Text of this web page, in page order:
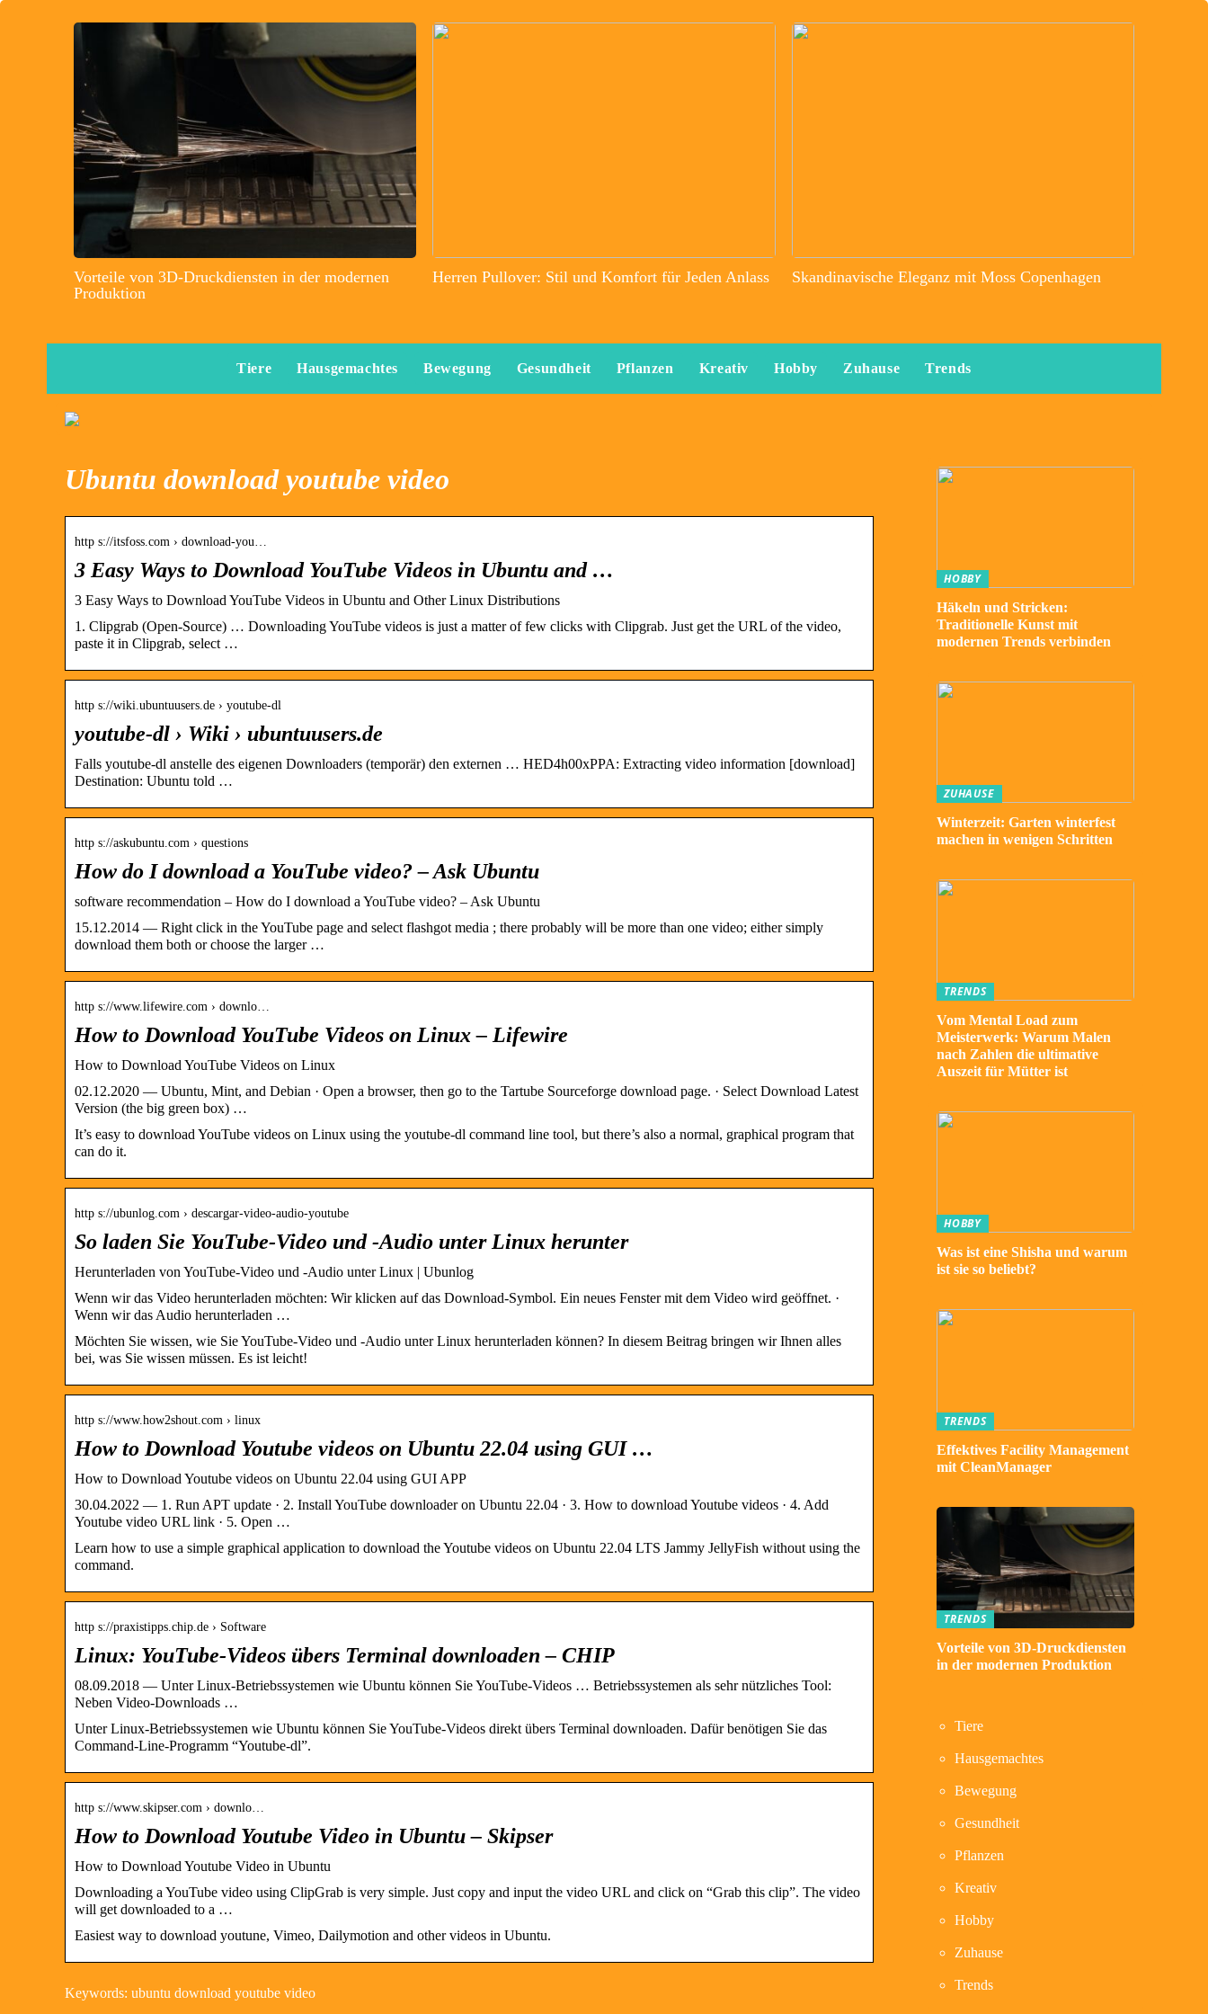
Vorteile von 3D-Druckdiensten in der modernen
Produktion
Herren Pullover: Stil und Komfort für Jeden Anlass Skandinavische Eleganz mit Moss Copenhagen
Tiere Hausgemachtes Bewegung Gesundheit Pflanzen Kreativ Hobby Zuhause Trends
Ubuntu download youtube video
http s://itsfoss.com › download-you…
3 Easy Ways to Download YouTube Videos in Ubuntu and …
3 Easy Ways to Download YouTube Videos in Ubuntu and Other Linux Distributions
1. Clipgrab (Open-Source) … Downloading YouTube videos is just a matter of few clicks with Clipgrab. Just get the URL of the video,
paste it in Clipgrab, select …
http s://wiki.ubuntuusers.de › youtube-dl
youtube-dl › Wiki › ubuntuusers.de
Falls youtube-dl anstelle des eigenen Downloaders (temporär) den externen … HED4h00xPPA: Extracting video information [download]
Destination: Ubuntu told …
http s://askubuntu.com › questions
How do I download a YouTube video? – Ask Ubuntu
software recommendation – How do I download a YouTube video? – Ask Ubuntu
15.12.2014 — Right click in the YouTube page and select flashgot media ; there probably will be more than one video; either simply
download them both or choose the larger …
http s://www.lifewire.com › downlo…
How to Download YouTube Videos on Linux – Lifewire
How to Download YouTube Videos on Linux
02.12.2020 — Ubuntu, Mint, and Debian · Open a browser, then go to the Tartube Sourceforge download page. · Select Download Latest
Version (the big green box) …
It’s easy to download YouTube videos on Linux using the youtube-dl command line tool, but there’s also a normal, graphical program that
can do it.
http s://ubunlog.com › descargar-video-audio-youtube
So laden Sie YouTube-Video und -Audio unter Linux herunter
Herunterladen von YouTube-Video und -Audio unter Linux | Ubunlog
Wenn wir das Video herunterladen möchten: Wir klicken auf das Download-Symbol. Ein neues Fenster mit dem Video wird geöffnet. ·
Wenn wir das Audio herunterladen …
Möchten Sie wissen, wie Sie YouTube-Video und -Audio unter Linux herunterladen können? In diesem Beitrag bringen wir Ihnen alles
bei, was Sie wissen müssen. Es ist leicht!
http s://www.how2shout.com › linux
How to Download Youtube videos on Ubuntu 22.04 using GUI …
How to Download Youtube videos on Ubuntu 22.04 using GUI APP
30.04.2022 — 1. Run APT update · 2. Install YouTube downloader on Ubuntu 22.04 · 3. How to download Youtube videos · 4. Add
Youtube video URL link · 5. Open …
Learn how to use a simple graphical application to download the Youtube videos on Ubuntu 22.04 LTS Jammy JellyFish without using the
command.
http s://praxistipps.chip.de › Software
Linux: YouTube-Videos übers Terminal downloaden – CHIP
08.09.2018 — Unter Linux-Betriebssystemen wie Ubuntu können Sie YouTube-Videos … Betriebssystemen als sehr nützliches Tool:
Neben Video-Downloads …
Unter Linux-Betriebssystemen wie Ubuntu können Sie YouTube-Videos direkt übers Terminal downloaden. Dafür benötigen Sie das
Command-Line-Programm “Youtube-dl”.
http s://www.skipser.com › downlo…
How to Download Youtube Video in Ubuntu – Skipser
How to Download Youtube Video in Ubuntu
Downloading a YouTube video using ClipGrab is very simple. Just copy and input the video URL and click on “Grab this clip”. The video
will get downloaded to a …
Easiest way to download youtune, Vimeo, Dailymotion and other videos in Ubuntu.
Keywords: ubuntu download youtube video
HOBBY
Häkeln und Stricken:
Traditionelle Kunst mit
modernen Trends verbinden
ZUHAUSE
Winterzeit: Garten winterfest
machen in wenigen Schritten
TRENDS
Vom Mental Load zum
Meisterwerk: Warum Malen
nach Zahlen die ultimative
Auszeit für Mütter ist
HOBBY
Was ist eine Shisha und warum
ist sie so beliebt?
TRENDS
Effektives Facility Management
mit CleanManager
TRENDS
Vorteile von 3D-Druckdiensten
in der modernen Produktion
Tiere
Hausgemachtes
Bewegung
Gesundheit
Pflanzen
Kreativ
Hobby
Zuhause
Trends